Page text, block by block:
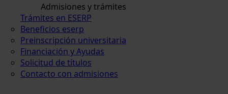
Admisiones y trámites
Trámites en ESERP
Beneficios eserp
Preinscripción universitaria
Financiación y Ayudas
Solicitud de títulos
Contacto con admisiones